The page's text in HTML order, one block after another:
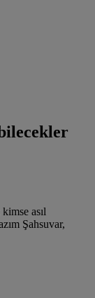
asıl
Şahsuvar,